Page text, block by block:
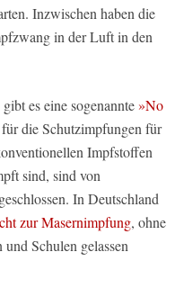
Inzwischen haben die
in der Luft in den
es eine sogenannte»No
die Schutzimpfungen für
Impfstoffen
sind, sind von
In Deutschland
zur Masernimpfung, ohne
Schulen gelassen